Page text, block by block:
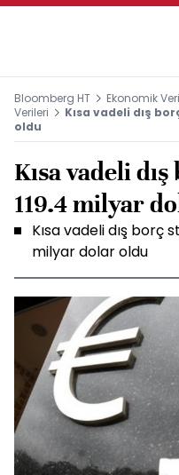
Bloomberg HT Ekonomik
Verileri
Kısa vadeli dış
oldu
Kısa vadeli
119.4 milyar
Kısa vadeli dış borç
milyar dolar oldu